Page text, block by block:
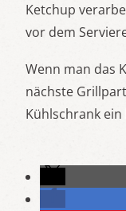
Ketchup
vor dem
Wenn man das
nächste
Kühlschrank ein